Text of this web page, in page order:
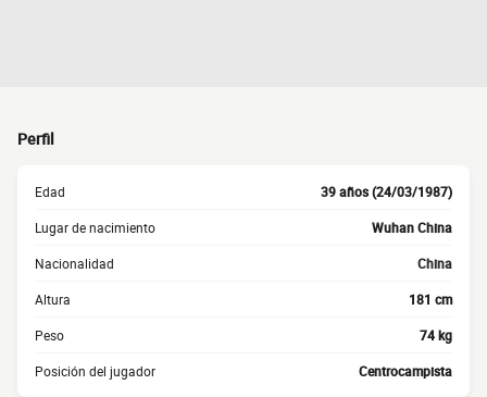
Perfil
Edad 39 años (24/03/1987)
Lugar de nacimiento Wuhan China
Nacionalidad China
Altura 181 cm
Peso 74 kg
Posición del jugador Centrocampista